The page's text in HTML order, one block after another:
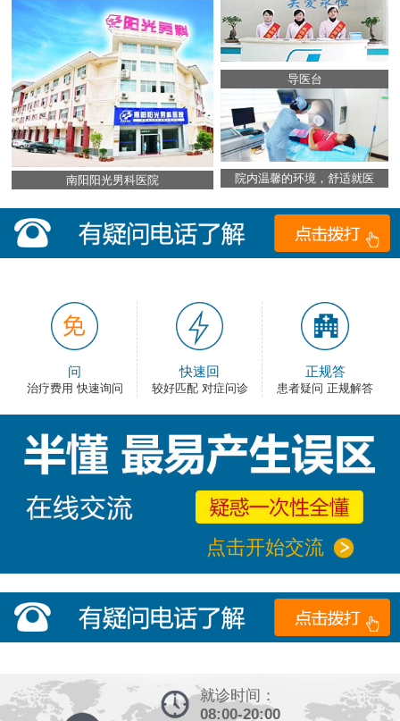
南阳阳光男科医院
导医台
院内温馨的环境，舒适就医
问
治疗费用 快速询问
快速回
较好匹配 对症问诊
正规答
患者疑问 正规解答
点击开始交流
就诊时间：
08:00-20:00